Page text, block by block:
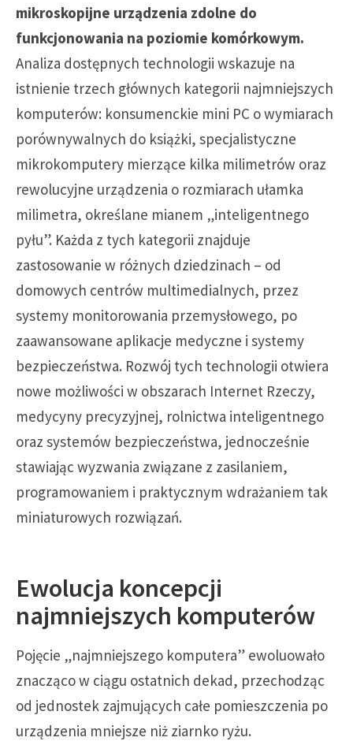
mikroskopijne urządzenia zdolne do
funkcjonowania na poziomie komórkowym.
Analiza dostępnych technologii wskazuje na
istnienie trzech głównych kategorii najmniejszych
komputerów: konsumenckie mini PC o wymiarach
porównywalnych do książki, specjalistyczne
mikrokomputery mierzące kilka milimetrów oraz
rewolucyjne urządzenia o rozmiarach ułamka
milimetra, określane mianem „inteligentnego
pyłu”. Każda z tych kategorii znajduje
zastosowanie w różnych dziedzinach – od
domowych centrów multimedialnych, przez
systemy monitorowania przemysłowego, po
zaawansowane aplikacje medyczne i systemy
bezpieczeństwa. Rozwój tych technologii otwiera
nowe możliwości w obszarach Internet Rzeczy,
medycyny precyzyjnej, rolnictwa inteligentnego
oraz systemów bezpieczeństwa, jednocześnie
stawiając wyzwania związane z zasilaniem,
programowaniem i praktycznym wdrażaniem tak
miniaturowych rozwiązań.
Ewolucja koncepcji
najmniejszych komputerów
Pojęcie „najmniejszego komputera” ewoluowało
znacząco w ciągu ostatnich dekad, przechodząc
od jednostek zajmujących całe pomieszczenia po
urządzenia mniejsze niż ziarnko ryżu.